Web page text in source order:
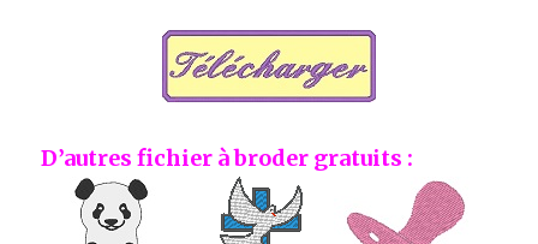
D’autres fichier à broder gratuits :